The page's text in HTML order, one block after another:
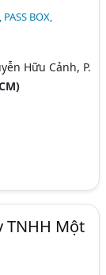
BOX,
Hữu Cảnh, P.
TNHH Một